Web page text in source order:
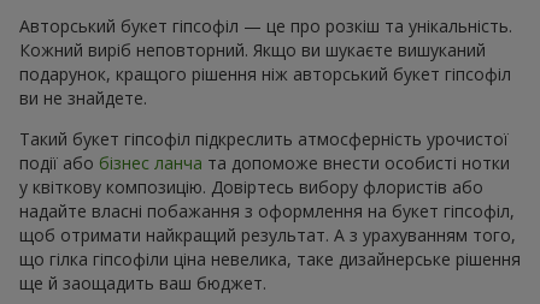
Авторський букет гіпсофіл — це про розкіш та унікальність.
Кожний виріб неповторний. Якщо ви шукаєте вишуканий
подарунок, кращого рішення ніж авторський букет гіпсофіл
ви не знайдете.
Такий букет гіпсофіл підкреслить атмосферність урочистої
події або бізнес ланча та допоможе внести особисті нотки
у квіткову композицію. Довіртесь вибору флористів або
надайте власні побажання з оформлення на букет гіпсофіл,
щоб отримати найкращий результат. А з урахуванням того,
що гілка гіпсофіли ціна невелика, таке дизайнерське рішення
ще й заощадить ваш бюджет.